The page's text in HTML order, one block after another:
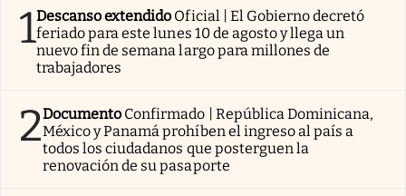
1Descanso extendido Oficial | El Gobierno decretó
feriado para este lunes 10 de agosto y llega un
nuevo fin de semana largo para millones de
trabajadores
2Documento Confirmado | República Dominicana,
México y Panamá prohíben el ingreso al país a
todos los ciudadanos que posterguen la
renovación de su pasaporte